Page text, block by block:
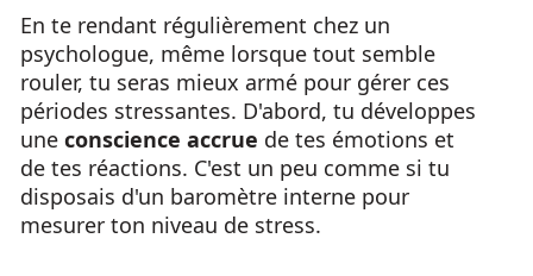
En te rendant régulièrement chez un
psychologue, même lorsque tout semble
rouler, tu seras mieux armé pour gérer ces
périodes stressantes. D'abord, tu développes
une conscience accrue de tes émotions et
de tes réactions. C'est un peu comme si tu
disposais d'un baromètre interne pour
mesurer ton niveau de stress.